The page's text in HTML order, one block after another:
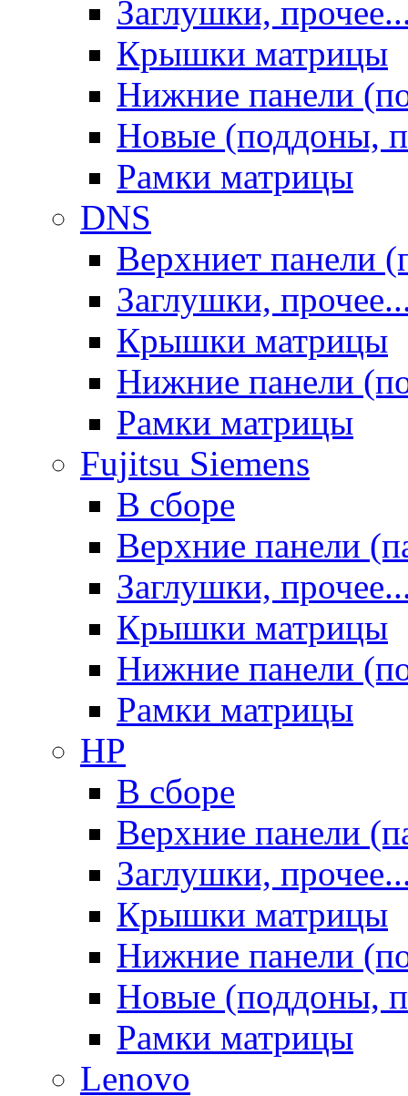
Заглушки,
Крышки матрицы
Нижние панели
Новые (поддоны,
Рамки матрицы
DNS
Верхниет панели
Заглушки,
Крышки матрицы
Нижние панели
Рамки матрицы
Fujitsu Siemens
В сборе
Верхние панели
Заглушки,
Крышки матрицы
Нижние панели
Рамки матрицы
HP
В сборе
Верхние панели
Заглушки,
Крышки матрицы
Нижние панели
Новые (поддоны,
Рамки матрицы
Lenovo